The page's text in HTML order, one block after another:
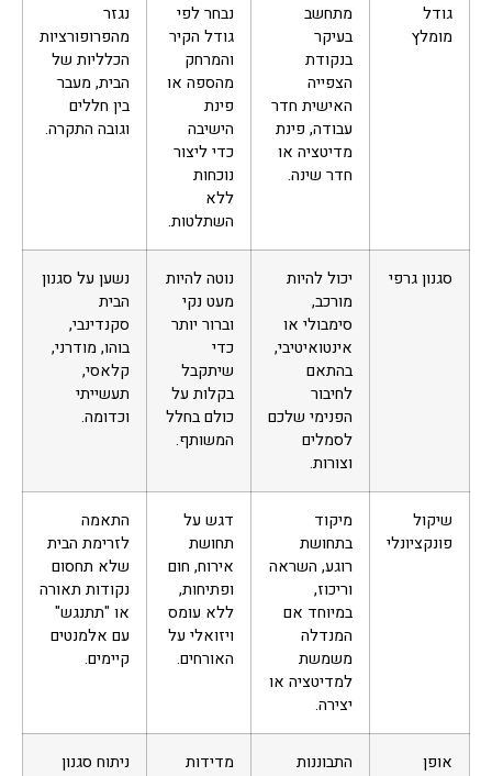
גודל
מומלץ
מתחשב
בעיקר
בנקודת
הצפייה
האישית חדר
עבודה, פינת
מדיטציה או
חדר שינה.
נבחר לפי
גודל הקיר
והמרחק
מהספה או
פינת
הישיבה
כדי ליצור
נוכחות
ללא
השתלטות.
נגזר
מהפרופורציות
הכלליות של
הבית, מעבר
בין חללים
וגובה התקרה.
סגנון גרפי
יכול להיות
מורכב,
סימבולי או
אינטואיטיבי,
בהתאם
לחיבור
הפנימי שלכם
לסמלים
וצורות.
נוטה להיות
מעט נקי
וברור יותר
כדי
שיתקבל
בקלות על
כולם בחלל
המשותף.
נשען על סגנון
הבית
סקנדינבי,
בוהו, מודרני,
קלאסי,
תעשייתי
וכדומה.
שיקול
פונקציונלי
מיקוד
בתחושת
רוגע, השראה
וריכוז,
במיוחד אם
המנדלה
משמשת
למדיטציה או
יצירה.
דגש על
תחושת
אירוח, חום
ופתיחות,
ללא עומס
ויזואלי על
האורחים.
התאמה
לזרימת הבית
שלא תחסום
נקודות תאורה
או "תתנגש"
עם אלמנטים
קיימים.
אופן
התבוננות
מדידות
ניתוח סגנון